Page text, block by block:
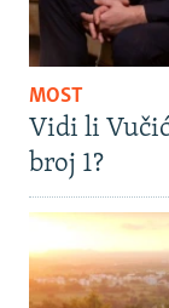
MOST
Vidi li
broj 1?